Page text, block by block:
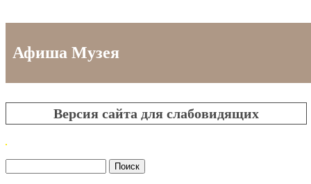
Афиша Музея
Версия сайта для слабовидящих